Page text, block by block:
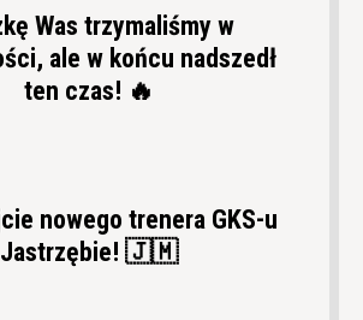
Was trzymaliśmy w
ale w końcu nadszedł
ten czas! 🔥
nowego trenera GKS-u
Jastrzębie! 🇯🇲